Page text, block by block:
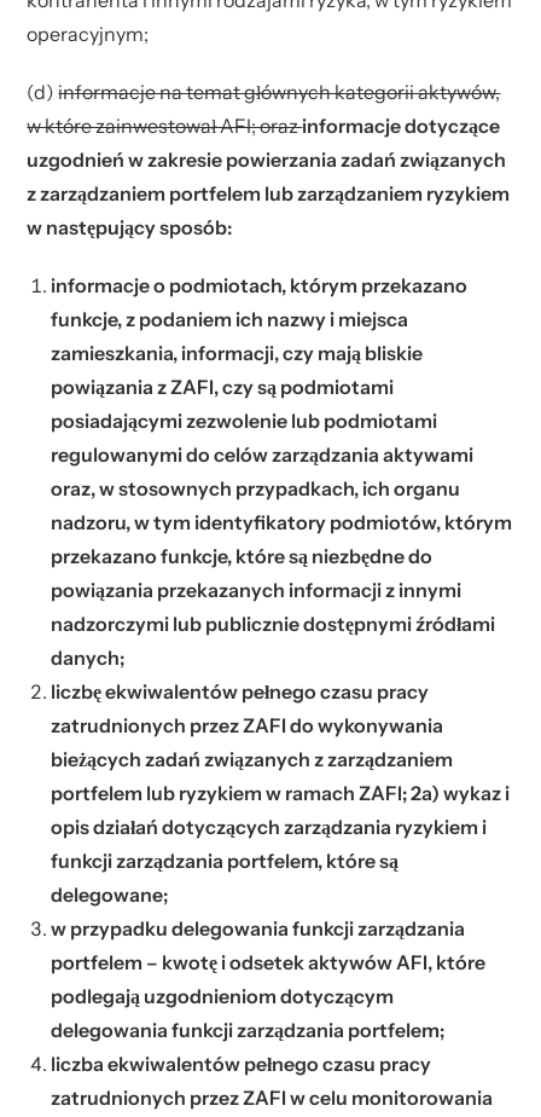
operacyjnym;
(d)informacje na temat głównych kategorii aktywów,
w które zainwestował AFI; orazinformacje dotyczące
uzgodnień w zakresie powierzania zadań związanych
z zarządzaniem portfelem lub zarządzaniem ryzykiem
w następujący sposób:
informacje o podmiotach, którym przekazano
funkcje, z podaniem ich nazwy i miejsca
zamieszkania, informacji, czy mają bliskie
powiązania z ZAFI, czy są podmiotami
posiadającymi zezwolenie lub podmiotami
regulowanymi do celów zarządzania aktywami
oraz, w stosownych przypadkach, ich organu
nadzoru, w tym identyfikatory podmiotów, którym
przekazano funkcje, które są niezbędne do
powiązania przekazanych informacji z innymi
nadzorczymi lub publicznie dostępnymi źródłami
danych;
liczbę ekwiwalentów pełnego czasu pracy
zatrudnionych przez ZAFI do wykonywania
bieżących zadań związanych z zarządzaniem
portfelem lub ryzykiem w ramach ZAFI; 2a) wykaz i
opis działań dotyczących zarządzania ryzykiem i
funkcji zarządzania portfelem, które są
delegowane;
w przypadku delegowania funkcji zarządzania
portfelem – kwotę i odsetek aktywów AFI, które
podlegają uzgodnieniom dotyczącym
delegowania funkcji zarządzania portfelem;
liczba ekwiwalentów pełnego czasu pracy
zatrudnionych przez ZAFI w celu monitorowania